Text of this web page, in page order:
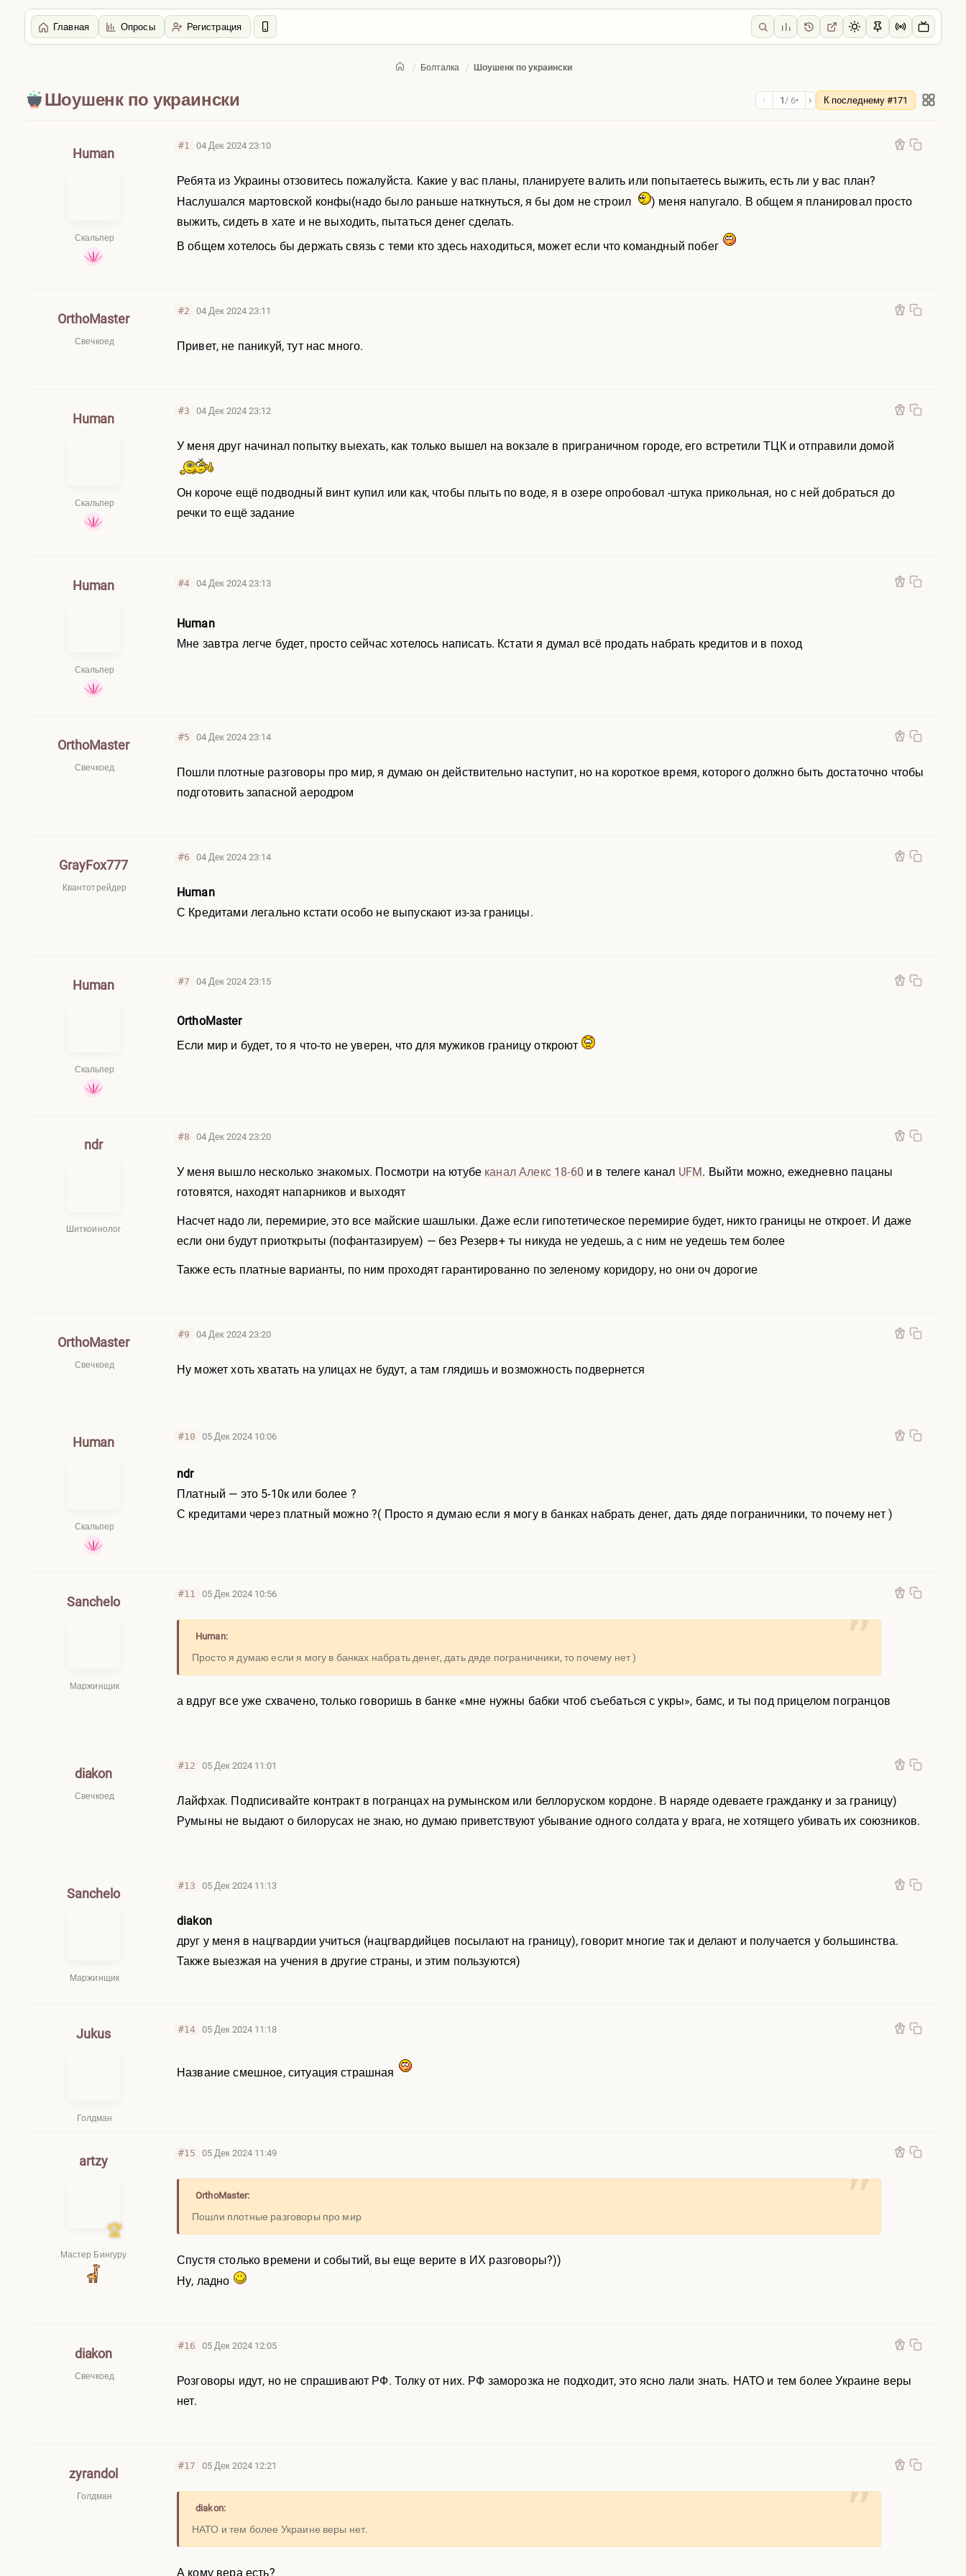
Главная Опросы Регистрация
/ Болталка / Шоушенк по украински
Главная / Болталка
Шоушенк по украински ‹ 1 / 6▾ › К последнему #171
Human
Скальпер
#1 04 Дек 2024 23:10
Ребята из Украины отзовитесь пожалуйста. Какие у вас планы, планируете валить или попытаетесь выжить, есть ли у вас план?
Наслушался мартовской конфы(надо было раньше наткнуться, я бы дом не строил
) меня напугало. В общем я планировал просто
выжить, сидеть в хате и не выходить, пытаться денег сделать.
В общем хотелось бы держать связь с теми кто здесь находиться, может если что командный побег
OrthoMaster
Свечкоед
#2 04 Дек 2024 23:11
Привет, не паникуй, тут нас много.
Human
Скальпер
#3 04 Дек 2024 23:12
У меня друг начинал попытку выехать, как только вышел на вокзале в приграничном городе, его встретили ТЦК и отправили домой
Он короче ещё подводный винт купил или как, чтобы плыть по воде, я в озере опробовал -штука прикольная, но с ней добраться до
речки то ещё задание
Human
Скальпер
#4 04 Дек 2024 23:13
Human
Мне завтра легче будет, просто сейчас хотелось написать. Кстати я думал всё продать набрать кредитов и в поход
OrthoMaster
Свечкоед
#5 04 Дек 2024 23:14
Пошли плотные разговоры про мир, я думаю он действительно наступит, но на короткое время, которого должно быть достаточно чтобы
подготовить запасной аеродром
GrayFox777
Квантотрейдер
#6 04 Дек 2024 23:14
Human
С Кредитами легально кстати особо не выпускают из-за границы.
Human
Скальпер
#7 04 Дек 2024 23:15
OrthoMaster
Если мир и будет, то я что-то не уверен, что для мужиков границу откроют
ndr
Шиткоинолог
#8 04 Дек 2024 23:20
У меня вышло несколько знакомых. Посмотри на ютубе канал Алекс 18-60 и в телеге канал UFM. Выйти можно, ежедневно пацаны
готовятся, находят напарников и выходят
Насчет надо ли, перемирие, это все майские шашлыки. Даже если гипотетическое перемирие будет, никто границы не откроет. И даже
если они будут приоткрыты (пофантазируем) — без Резерв+ ты никуда не уедешь, а с ним не уедешь тем более
Также есть платные варианты, по ним проходят гарантированно по зеленому коридору, но они оч дорогие
OrthoMaster
Свечкоед
#9 04 Дек 2024 23:20
Ну может хоть хватать на улицах не будут, а там глядишь и возможность подвернется
Human
Скальпер
#10 05 Дек 2024 10:06
ndr
Платный — это 5-10к или более ?
С кредитами через платный можно ?( Просто я думаю если я могу в банках набрать денег, дать дяде пограничники, то почему нет )
Sanchelo
Маржинщик
#11 05 Дек 2024 10:56
Human:
Просто я думаю если я могу в банках набрать денег, дать дяде пограничники, то почему нет )
а вдруг все уже схвачено, только говоришь в банке «мне нужны бабки чтоб cъебaтьcя с укры», бамс, и ты под прицелом погранцов
diakon
Свечкоед
#12 05 Дек 2024 11:01
Лайфхак. Подписивайте контракт в погранцах на румынском или беллоруском кордоне. В наряде одеваете гражданку и за границу)
Румыны не выдают о билорусах не знаю, но думаю приветствуют убывание одного солдата у врага, не хотящего убивать их союзников.
Sanchelo
Маржинщик
#13 05 Дек 2024 11:13
diakon
друг у меня в нацгвардии учиться (нацгвардийцев посылают на границу), говорит многие так и делают и получается у большинства.
Также выезжая на учения в другие страны, и этим пользуются)
Jukus
Голдман
#14 05 Дек 2024 11:18
Название смешное, ситуация страшная
artzy
Мастер Бингуру
#15 05 Дек 2024 11:49
OrthoMaster:
Пошли плотные разговоры про мир
Спустя столько времени и событий, вы еще верите в ИХ разговоры?))
Ну, ладно
diakon
Свечкоед
#16 05 Дек 2024 12:05
Розговоры идут, но не спрашивают РФ. Толку от них. РФ заморозка не подходит, это ясно лали знать. НАТО и тем более Украине веры
нет.
zyrandol
Голдман
#17 05 Дек 2024 12:21
diakon:
НАТО и тем более Украине веры нет.
А кому вера есть?